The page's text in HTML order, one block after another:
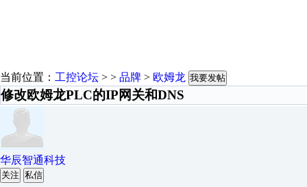
当前位置： 工控论坛 > > 品牌 > 欧姆龙 我要发帖
修改欧姆龙PLC的IP网关和DNS
华辰智通科技
关注 私信